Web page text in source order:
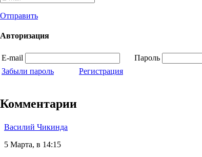
Отправить
Авторизация
E-mail
Пароль
Забыли пароль
Регистрация
Комментарии
Василий Чикинда
5 Марта, в 14:15